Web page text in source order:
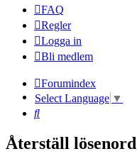
FAQ
Regler
Logga in
Bli medlem
Forumindex
Select Language ▼
Sök
Återställ lösenord